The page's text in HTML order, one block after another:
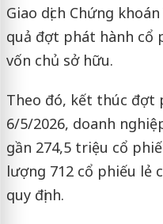
Giao dịch Chứng khoán
quả đợt phát hành cổ
vốn chủ sở hữu.
Theo đó, kết thúc đợt
6/5/2026, doanh
gần 274,5 triệu cổ
lượng 712 cổ phiếu lẻ
quy định.